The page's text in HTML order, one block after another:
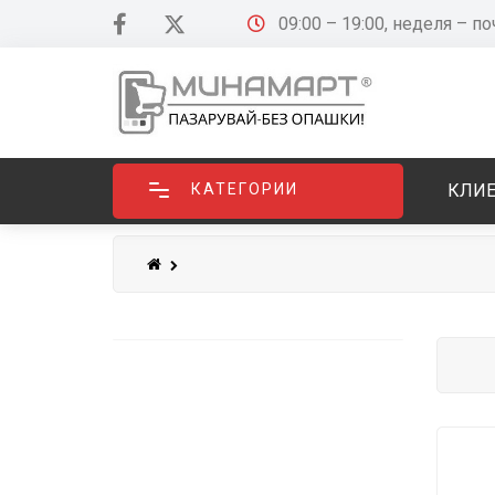
09:00 – 19:00, неделя –
КАТЕГОРИИ